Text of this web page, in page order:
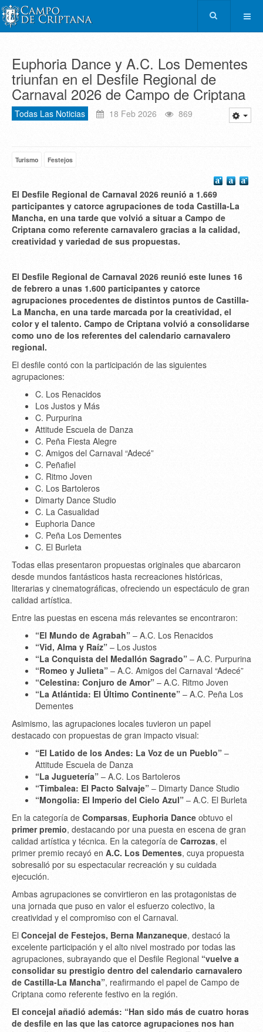
Euphoria Dance y A.C. Los Dementes
triunfan en el Desfile Regional de
Carnaval 2026 de Campo de Criptana
Todas Las Noticias 18 Feb 2026 869
Turismo Festejos
El Desfile Regional de Carnaval 2026 reunió a 1.669
participantes y catorce agrupaciones de toda Castilla‑La
Mancha, en una tarde que volvió a situar a Campo de
Criptana como referente carnavalero gracias a la calidad,
creatividad y variedad de sus propuestas.
El Desfile Regional de Carnaval 2026 reunió este lunes 16
de febrero a unas 1.600 participantes y catorce
agrupaciones procedentes de distintos puntos de Castilla-
La Mancha, en una tarde marcada por la creatividad, el
color y el talento. Campo de Criptana volvió a consolidarse
como uno de los referentes del calendario carnavalero
regional.
El desfile contó con la participación de las siguientes
agrupaciones:
C. Los Renacidos
Los Justos y Más
C. Purpurina
Attitude Escuela de Danza
C. Peña Fiesta Alegre
C. Amigos del Carnaval “Adecé”
C. Peñafiel
C. Ritmo Joven
C. Los Bartoleros
Dimarty Dance Studio
C. La Casualidad
Euphoria Dance
C. Peña Los Dementes
C. El Burleta
Todas ellas presentaron propuestas originales que abarcaron
desde mundos fantásticos hasta recreaciones históricas,
literarias y cinematográficas, ofreciendo un espectáculo de gran
calidad artística.
Entre las puestas en escena más relevantes se encontraron:
“El Mundo de Agrabah” – A.C. Los Renacidos
“Vid, Alma y Raíz” – Los Justos
“La Conquista del Medallón Sagrado” – A.C. Purpurina
“Romeo y Julieta” – A.C. Amigos del Carnaval “Adecé”
“Celestina: Conjuro de Amor” – A.C. Ritmo Joven
“La Atlántida: El Último Continente” – A.C. Peña Los
Dementes
Asimismo, las agrupaciones locales tuvieron un papel
destacado con propuestas de gran impacto visual:
“El Latido de los Andes: La Voz de un Pueblo” –
Attitude Escuela de Danza
“La Juguetería” – A.C. Los Bartoleros
“Timbalea: El Pacto Salvaje” – Dimarty Dance Studio
“Mongolia: El Imperio del Cielo Azul” – A.C. El Burleta
En la categoría de Comparsas, Euphoria Dance obtuvo el
primer premio, destacando por una puesta en escena de gran
calidad artística y técnica. En la categoría de Carrozas, el
primer premio recayó en A.C. Los Dementes, cuya propuesta
sobresalió por su espectacular recreación y su cuidada
ejecución.
Ambas agrupaciones se convirtieron en las protagonistas de
una jornada que puso en valor el esfuerzo colectivo, la
creatividad y el compromiso con el Carnaval.
El Concejal de Festejos, Berna Manzaneque, destacó la
excelente participación y el alto nivel mostrado por todas las
agrupaciones, subrayando que el Desfile Regional “vuelve a
consolidar su prestigio dentro del calendario carnavalero
de Castilla-La Mancha”, reafirmando el papel de Campo de
Criptana como referente festivo en la región.
El concejal añadió además: “Han sido más de cuatro horas
de desfile en las que las catorce agrupaciones nos han